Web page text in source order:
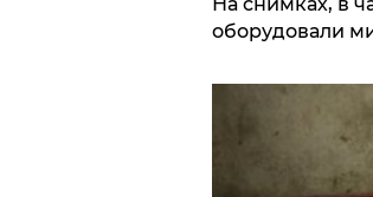
оборудовали